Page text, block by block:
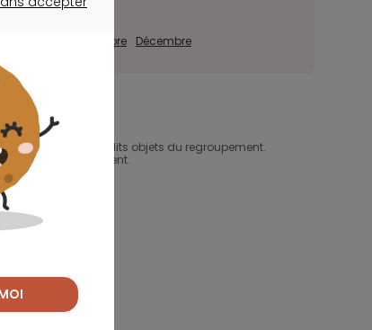
Novembre Décembre
de plusieurs crédits objets du regroupement.
prêts d'argent.